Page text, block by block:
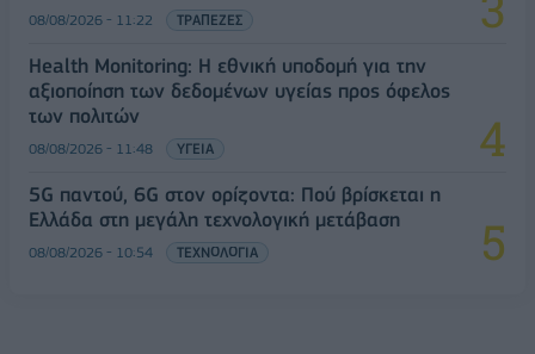
08/08/2026 - 11:22 ΤΡΑΠΕΖΕΣ
Health Monitoring: Η εθνική υποδομή για την
αξιοποίηση των δεδομένων υγείας προς όφελος
των πολιτών
08/08/2026 - 11:48 ΥΓΕΙΑ
5G παντού, 6G στον ορίζοντα: Πού βρίσκεται η
Ελλάδα στη μεγάλη τεχνολογική μετάβαση
08/08/2026 - 10:54 ΤΕΧΝΟΛΟΓΙΑ